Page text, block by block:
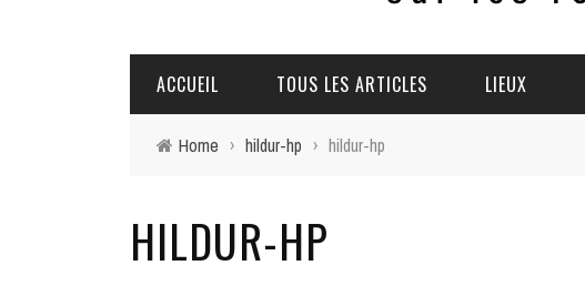
ACCUEIL TOUS LES ARTICLES LIEUX
Home › hildur-hp › hildur-hp
HILDUR-HP